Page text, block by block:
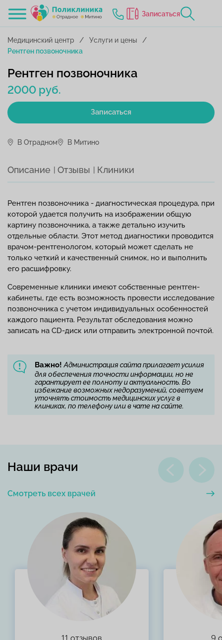
Записаться
Медицинский центр
Услуги и цены
Рентген позвоночника
2000 руб.
Записаться
Рентген позвоночника
В Отрадном В Митино
Описание Отзывы Клиники
Рентген позвоночника - диагностическая процедура, при
которой удается получить на изображении общую
картину позвоночника, а также детально изучить
отдельные области. Этот метод диагностики проводится
врачом-рентгенологом, который может сделать не
только четкий и качественный снимок, но и выполнить
его расшифровку.
Современные клиники имеют собственные рентген-
кабинеты, где есть возможность провести исследование
позвоночника с учетом индивидуальных особенностей
каждого пациента. Результат обследования можно
записать на CD-диск или отправить электронной почтой.
Важно! Администрация сайта прилагает усилия
для обеспечения точности информации, но не
гарантирует ее полноту и актуальность. Во
избежание возможных недоразумений, советуем
уточнять стоимость медицинских услуг в
клиниках, по телефону или в чате на сайте.
Смотреть всех врачей
Наши врачи